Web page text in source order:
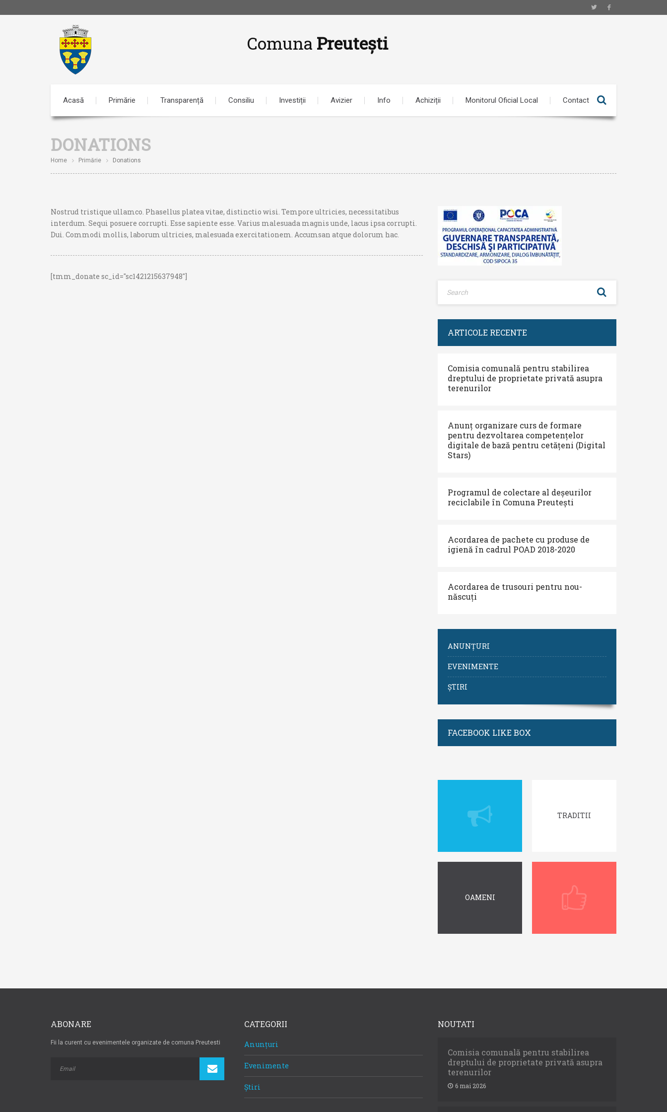
Comuna Preutești
Acasă Primărie Transparență Consiliu Investiții Avizier Info Achiziții Monitorul Oficial Local Contact
DONATIONS
Home Primărie Donations
Nostrud tristique ullamco. Phasellus platea vitae, distinctio wisi. Tempore ultricies, necessitatibus
interdum. Sequi posuere corrupti. Esse sapiente esse. Varius malesuada magnis unde, lacus ipsa corrupti.
Dui. Commodi mollis, laborum ultricies, malesuada exercitationem. Accumsan atque dolorum hac.
[tmm_donate sc_id="sc1421215637948"]
ARTICOLE RECENTE
Comisia comunală pentru stabilirea
dreptului de proprietate privată asupra
terenurilor
Anunț organizare curs de formare
pentru dezvoltarea competențelor
digitale de bază pentru cetățeni (Digital
Stars)
Programul de colectare al deșeurilor
reciclabile în Comuna Preutești
Acordarea de pachete cu produse de
igienă în cadrul POAD 2018-2020
Acordarea de trusouri pentru nou-
născuți
ANUNȚURI
EVENIMENTE
ȘTIRI
FACEBOOK LIKE BOX
TRADITII
OAMENI
ABONARE
Fii la curent cu evenimentele organizate de comuna Preutesti
CATEGORII
Anunțuri
Evenimente
Știri
NOUTATI
Comisia comunală pentru stabilirea
dreptului de proprietate privată asupra
terenurilor
6 mai 2026